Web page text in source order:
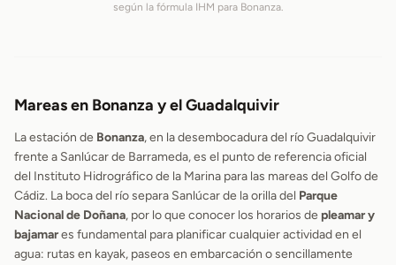
según la fórmula IHM para Bonanza.
Mareas en Bonanza y el Guadalquivir
La estación de Bonanza, en la desembocadura del río Guadalquivir
frente a Sanlúcar de Barrameda, es el punto de referencia oficial
del Instituto Hidrográfico de la Marina para las mareas del Golfo de
Cádiz. La boca del río separa Sanlúcar de la orilla del Parque
Nacional de Doñana, por lo que conocer los horarios de pleamar y
bajamares fundamental para planificar cualquier actividad en el
agua: rutas en kayak, paseos en embarcación o sencillamente